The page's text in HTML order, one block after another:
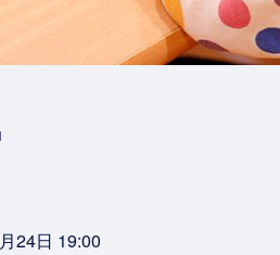
24日 19:00